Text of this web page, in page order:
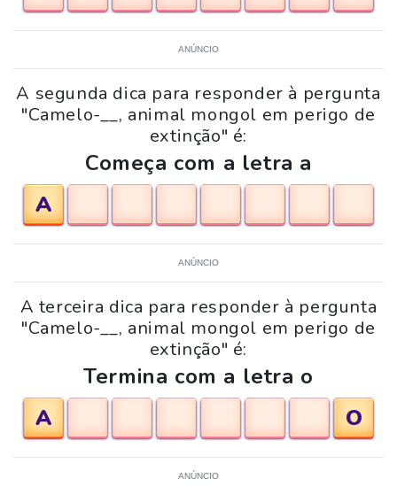
ANÚNCIO
A segunda dica para responder à pergunta
"Camelo-__, animal mongol em perigo de
extinção" é:
Começa com a letra a
A
ANÚNCIO
A terceira dica para responder à pergunta
"Camelo-__, animal mongol em perigo de
extinção" é:
Termina com a letra o
A
O
ANÚNCIO